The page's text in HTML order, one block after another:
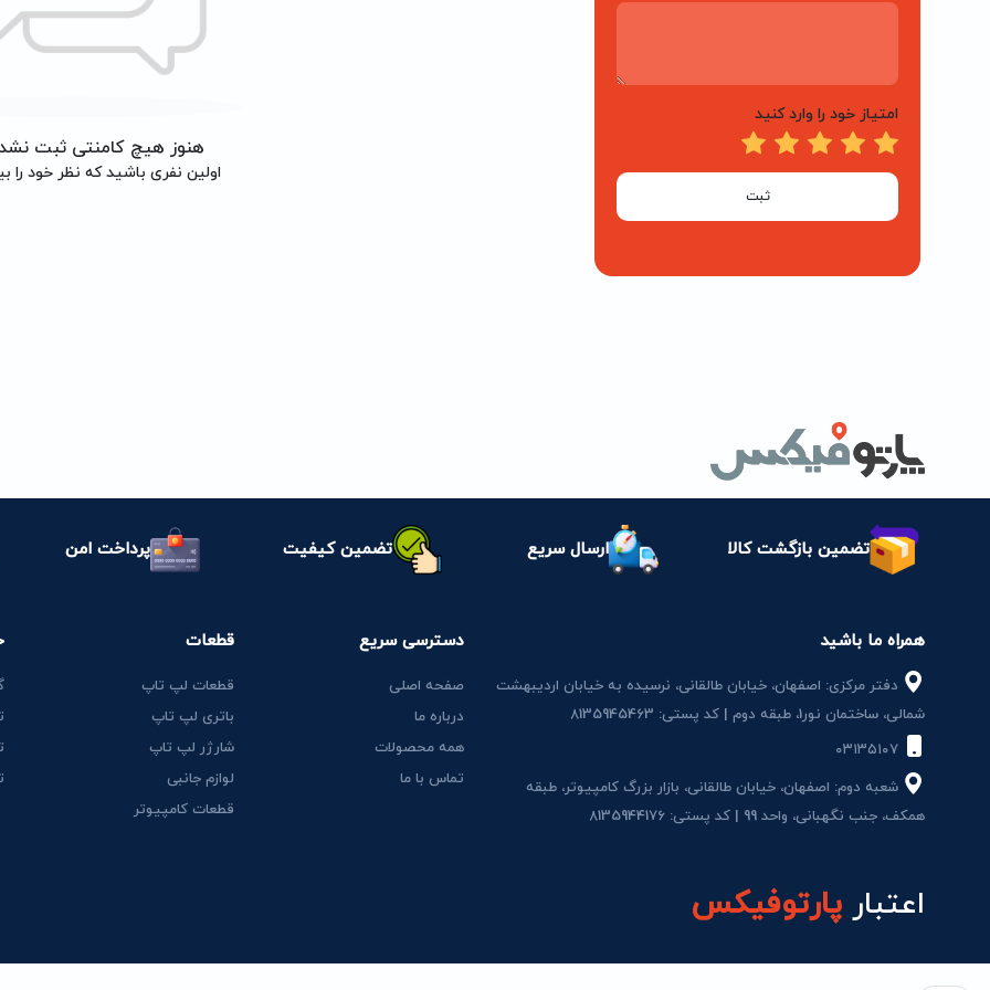
امتیاز خود را وارد کنید
ثبت
هنوز هیچ کامنتی ثبت
اولین نفری باشید که نظر خود را
تضمین بازگشت کالا ارسال سریع تضمین کیفیت پرداخت امن
همراه ما باشید
دفتر مرکزی: اصفهان، خیابان طالقانی، نرسیده به خیابان اردیبهشت
شمالی، ساختمان نور1، طبقه دوم | کد پستی: 8135945463
۰۳۱۳۵۱۰۷
شعبه دوم: اصفهان، خیابان طالقانی، بازار بزرگ کامپیوتر، طبقه
همکف، جنب نگهبانی، واحد 99 | کد پستی: 8135944176
دسترسی سریع
صفحه اصلی
درباره ما
همه محصولات
تماس با ما
قطعات
قطعات لپ تاپ
باتری لپ تاپ
شارژر لپ تاپ
لوازم جانبی
قطعات کامپیوتر
اعتبارپارتوفیکس